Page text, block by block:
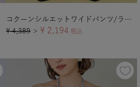
コクーンシルエットワイドパンツ/ラッシュガード
¥ 4,389 ＞ ¥ 2,194 税込